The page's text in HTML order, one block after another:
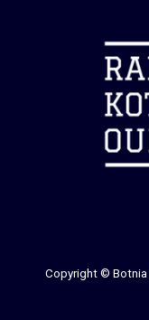
Copyright © Botnia